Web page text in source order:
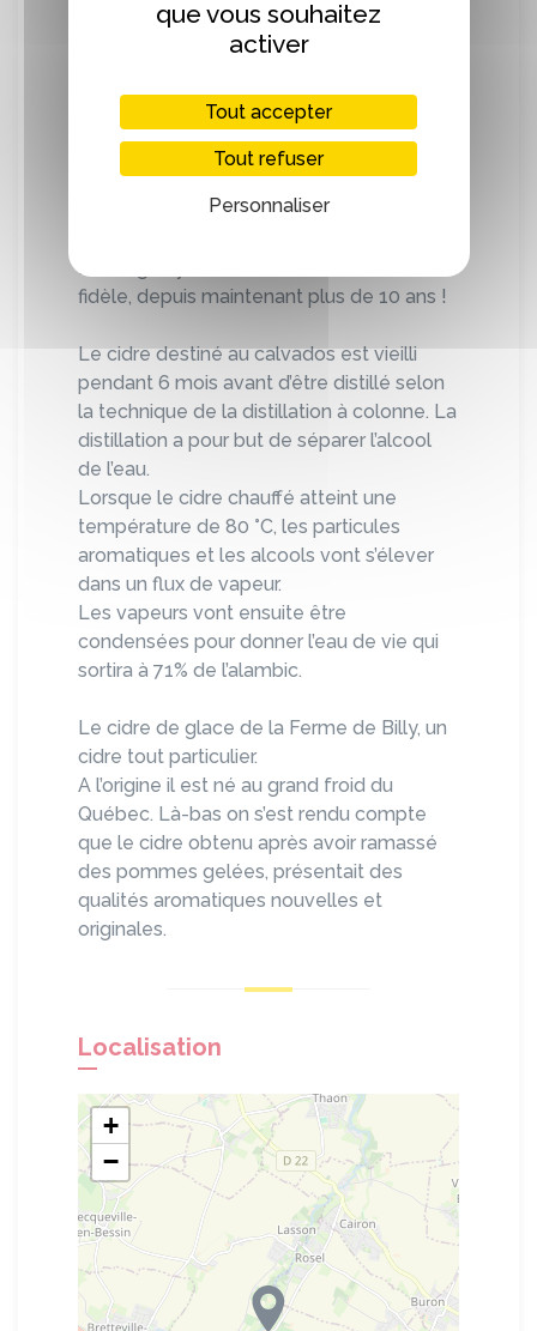
Un savoir-faire également reconnu par le
mixologie.
De belles tables, des chefs étoilés, des
épiceries fines, mais aussi des bars
branchés… nous font confiance. Nous
sommes très fiers que Colin Fields, Chef
Hemingway au Ritz-Paris, nous reste
fidèle, depuis maintenant plus de 10 ans !
Le cidre destiné au calvados est vieilli
pendant 6 mois avant d’être distillé selon
la technique de la distillation à colonne. La
distillation a pour but de séparer l’alcool
de l’eau.
Lorsque le cidre chauffé atteint une
température de 80 °C, les particules
aromatiques et les alcools vont s’élever
dans un flux de vapeur.
Les vapeurs vont ensuite être
condensées pour donner l’eau de vie qui
sortira à 71% de l’alambic.
Le cidre de glace de la Ferme de Billy, un
cidre tout particulier.
A l’origine il est né au grand froid du
Québec. Là-bas on s’est rendu compte
que le cidre obtenu après avoir ramassé
des pommes gelées, présentait des
qualités aromatiques nouvelles et
originales.
Localisation
+
−
que vous souhaitez
activer
Tout accepter
Tout refuser
Personnaliser